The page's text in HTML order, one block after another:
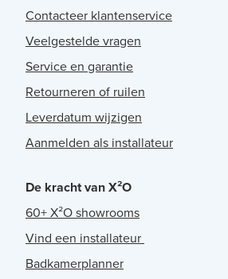
Contacteer klantenservice
Veelgestelde vragen
Service en garantie
Retourneren of ruilen
Leverdatum wijzigen
Aanmelden als installateur
De kracht van X²O
60+ X²O showrooms
Vind een installateur
Badkamerplanner